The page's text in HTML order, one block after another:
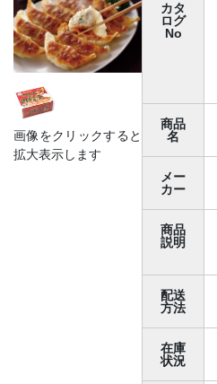
画像をクリックすると
拡大表示します
カタ
ログ
No
商品
名
メー
カー
商品
説明
配送
方法
在庫
状況